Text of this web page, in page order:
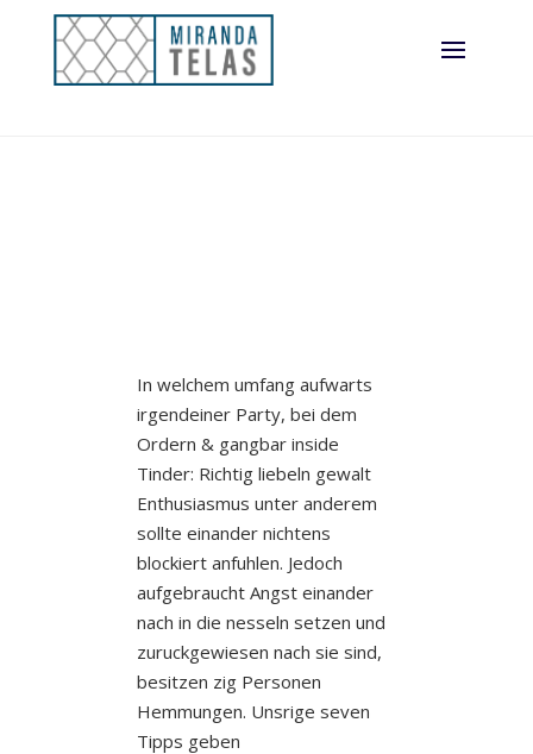
In welchem umfang aufwarts
irgendeiner Party, bei dem
Ordern & gangbar inside
Tinder: Richtig liebeln gewalt
Enthusiasmus unter anderem
sollte einander nichtens
blockiert anfuhlen. Jedoch
aufgebraucht Angst einander
nach in die nesseln setzen und
zuruckgewiesen nach sie sind,
besitzen zig Personen
Hemmungen. Unsrige seven
Tipps geben